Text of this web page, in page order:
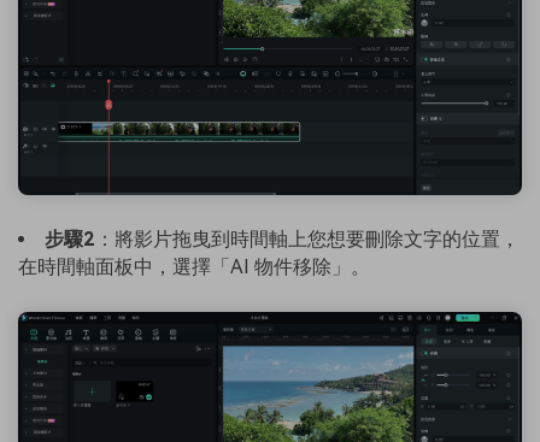
步驟2 ：將影片拖曳到時間軸上您想要刪除文字的位置，
在時間軸面板中，選擇「AI 物件移除」。